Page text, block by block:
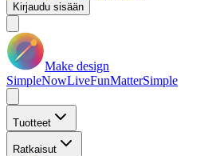
Kirjaudu sisään
Make design
SimpleNowLiveFunMatterSimple
Tuotteet
Ratkaisut